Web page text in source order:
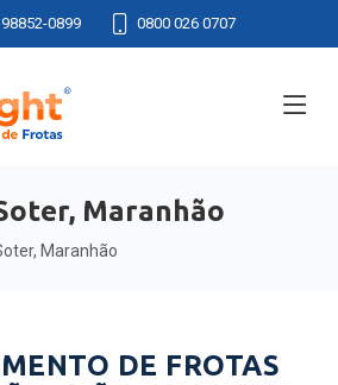
0899 0800 026 0707
Maranhão
Maranhão
DE FROTAS